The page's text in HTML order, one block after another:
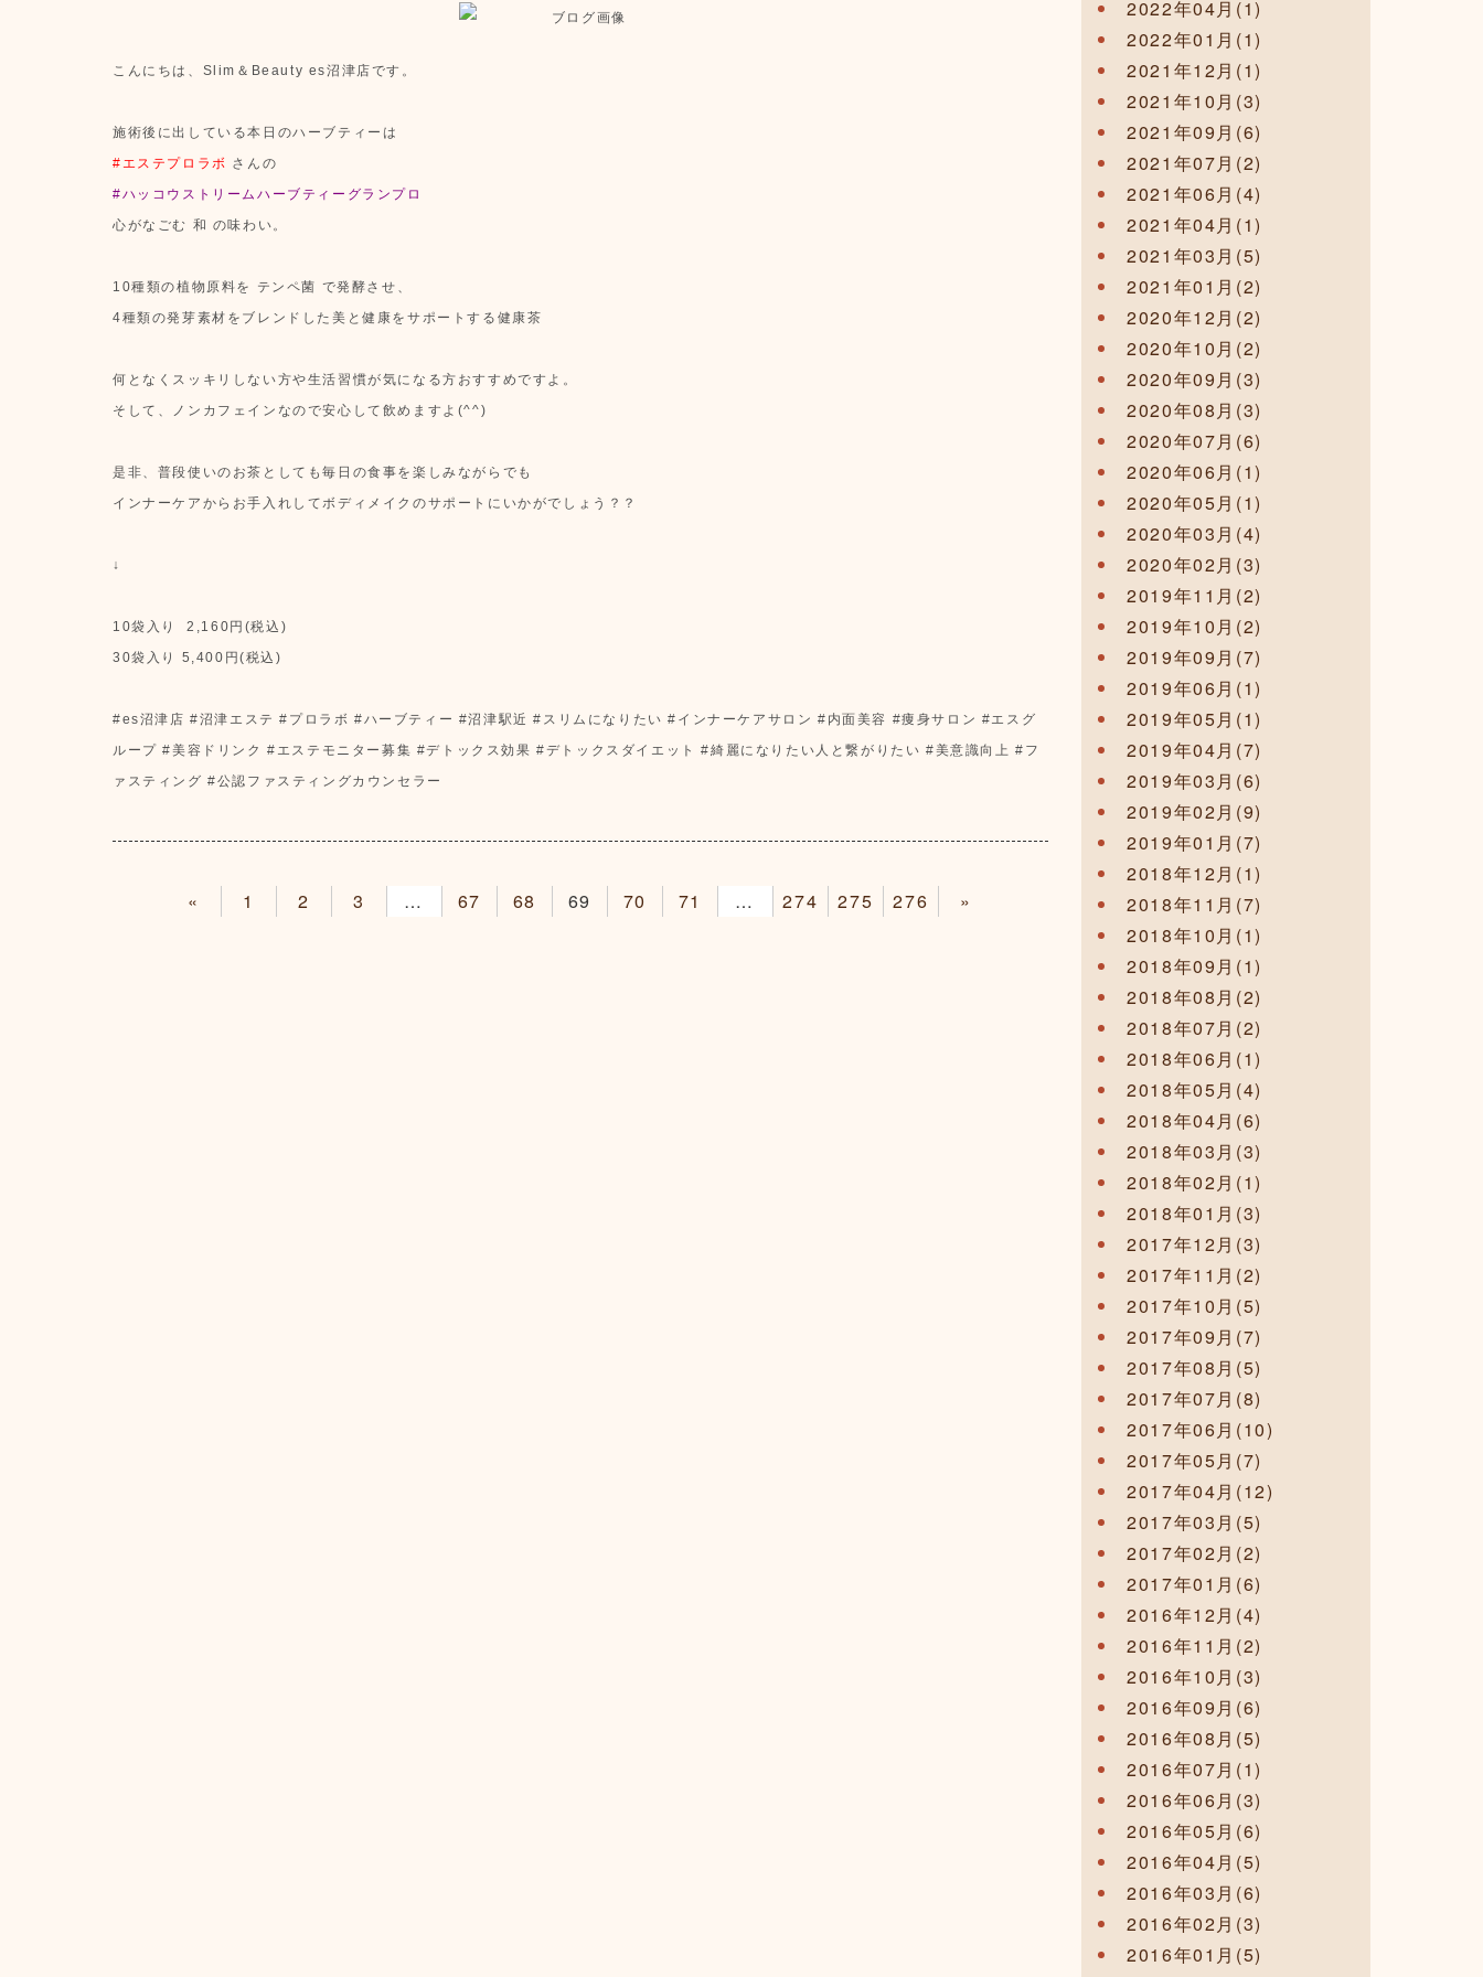
こんにちは、Slim＆Beauty es沼津店です。
施術後に出している本日のハーブティーは
#エステプロラボ さんの
#ハッコウストリームハーブティーグランプロ
心がなごむ 和 の味わい。
10種類の植物原料を テンペ菌 で発酵させ、
4種類の発芽素材をブレンドした美と健康をサポートする健康茶
何となくスッキリしない方や生活習慣が気になる方おすすめですよ。
そして、ノンカフェインなので安心して飲めますよ(^^)
是非、普段使いのお茶としても毎日の食事を楽しみながらでも
インナーケアからお手入れしてボディメイクのサポートにいかがでしょう？？
↓
10袋入り 2,160円(税込)
30袋入り 5,400円(税込)
#es沼津店 #沼津エステ #プロラボ #ハーブティー #沼津駅近 #スリムになりたい #インナーケアサロン #内面美容 #痩身サロン #エスグ
ループ #美容ドリンク #エステモニター募集 #デトックス効果 #デトックスダイエット #綺麗になりたい人と繋がりたい #美意識向上 #フ
ァスティング #公認ファスティングカウンセラー
« 1 2 3 4 67 68 69 70 71 72 274 275 276 »
2022年04月(1)
2022年01月(1)
2021年12月(1)
2021年10月(3)
2021年09月(6)
2021年07月(2)
2021年06月(4)
2021年04月(1)
2021年03月(5)
2021年01月(2)
2020年12月(2)
2020年10月(2)
2020年09月(3)
2020年08月(3)
2020年07月(6)
2020年06月(1)
2020年05月(1)
2020年03月(4)
2020年02月(3)
2019年11月(2)
2019年10月(2)
2019年09月(7)
2019年06月(1)
2019年05月(1)
2019年04月(7)
2019年03月(6)
2019年02月(9)
2019年01月(7)
2018年12月(1)
2018年11月(7)
2018年10月(1)
2018年09月(1)
2018年08月(2)
2018年07月(2)
2018年06月(1)
2018年05月(4)
2018年04月(6)
2018年03月(3)
2018年02月(1)
2018年01月(3)
2017年12月(3)
2017年11月(2)
2017年10月(5)
2017年09月(7)
2017年08月(5)
2017年07月(8)
2017年06月(10)
2017年05月(7)
2017年04月(12)
2017年03月(5)
2017年02月(2)
2017年01月(6)
2016年12月(4)
2016年11月(2)
2016年10月(3)
2016年09月(6)
2016年08月(5)
2016年07月(1)
2016年06月(3)
2016年05月(6)
2016年04月(5)
2016年03月(6)
2016年02月(3)
2016年01月(5)